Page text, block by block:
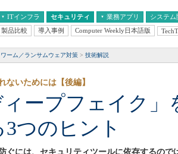
ITインフラ セキュリティ 業務アプリ
ープライズAI
システム
システム
経営とIT
中堅・中小企業とIT
医療IT
製品比較 導入事例 Computer Weekly日本語版
ーム／ランサムウェア対策 技術解説
ープフェイク」
つのヒント
ないためには【後編】
ぐには、セキュリティツールに依存するので